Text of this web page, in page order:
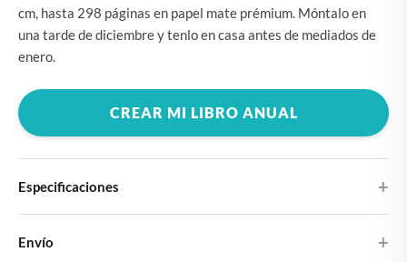
cm, hasta 298 páginas en papel mate prémium. Móntalo en
una tarde de diciembre y tenlo en casa antes de mediados de
enero.
CREAR MI LIBRO ANUAL
Especificaciones
Elige entre cuatro diseños de portada
Envío